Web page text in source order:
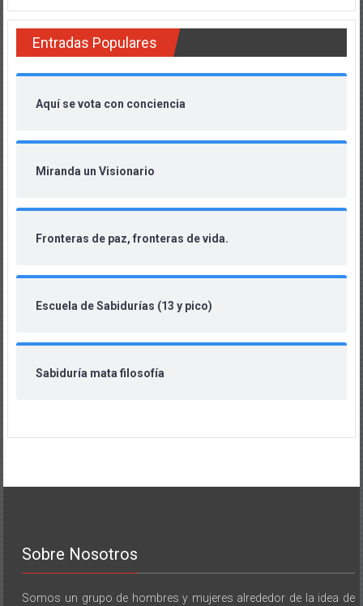
Entradas Populares
Aquí se vota con conciencia
Miranda un Visionario
Fronteras de paz, fronteras de vida.
Escuela de Sabidurías (13 y pico)
Sabiduría mata filosofía
Sobre Nosotros
Somos un grupo de hombres y mujeres alrededor de la idea de